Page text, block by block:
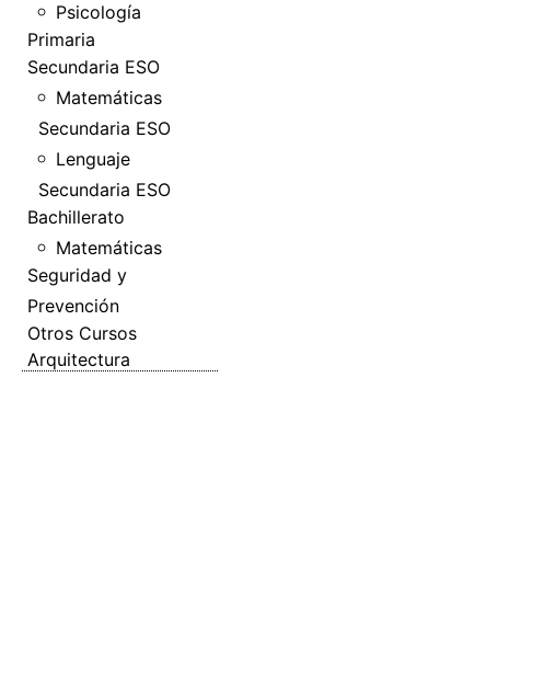
Psicología
Primaria
Secundaria ESO
Matemáticas
Secundaria ESO
Lenguaje
Secundaria ESO
Bachillerato
Matemáticas
Seguridad y
Prevención
Otros Cursos
Arquitectura